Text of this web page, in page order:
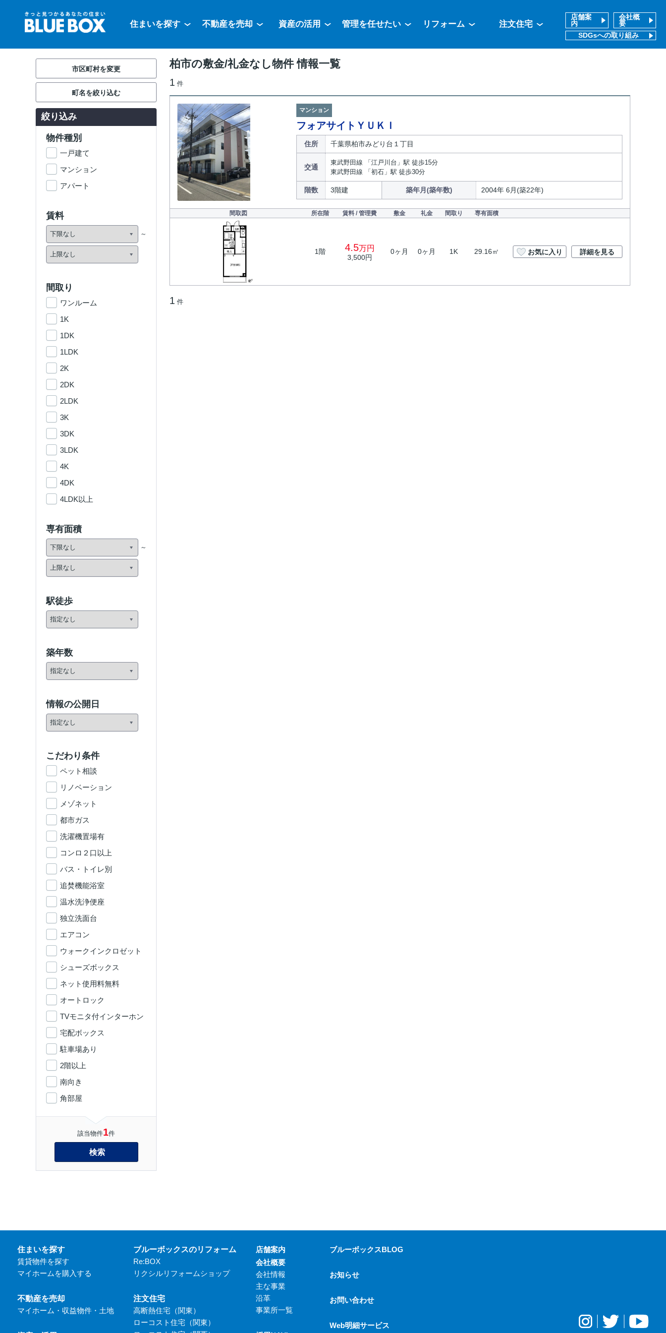
住まいを探す 不動産を売却 資産の活用 管理を任せたい リフォーム 注文住宅
店舗案
内
会社概
要
SDGsへの取り組み
柏市の敷金/礼金なし物件 情報一覧
1 件
マンション
フォアサイトＹＵＫＩ
住所 千葉県柏市みどり台１丁目
交通
東武野田線 「江戸川台」駅 徒歩15分
東武野田線 「初石」駅 徒歩30分
階数 3階建 築年月(築年数) 2004年 6月(築22年)
間取図 所在階 賃料 / 管理費 敷金 礼金 間取り 専有面積
1階 4.5万円
3,500円
0ヶ月 0ヶ月 1K 29.16㎡ お気に入り 詳細を見る
1 件
市区町村を変更
町名を絞り込む
絞り込み
物件種別
一戸建て
マンション
アパート
賃料
間取り
ワンルーム
1K
1DK
1LDK
2K
2DK
2LDK
3K
3DK
3LDK
4K
4DK
4LDK以上
専有面積
駅徒歩
築年数
情報の公開日
こだわり条件
ペット相談
リノベーション
メゾネット
都市ガス
洗濯機置場有
コンロ２口以上
バス・トイレ別
追焚機能浴室
温水洗浄便座
独立洗面台
エアコン
ウォークインクロゼット
シューズボックス
ネット使用料無料
オートロック
TVモニタ付インターホン
宅配ボックス
駐車場あり
2階以上
南向き
角部屋
該当物件1件
検索
住まいを探す
賃貸物件を探す
マイホームを購入する
不動産を売却
マイホーム・収益物件・土地
ブルーボックスのリフォーム
Re:BOX
リクシルリフォームショップ
注文住宅
高断熱住宅（関東）
ローコスト住宅（関東）
店舗案内
会社概要
会社情報
主な事業
沿革
事業所一覧
ブルーボックスBLOG
お知らせ
お問い合わせ
Web明細サービス